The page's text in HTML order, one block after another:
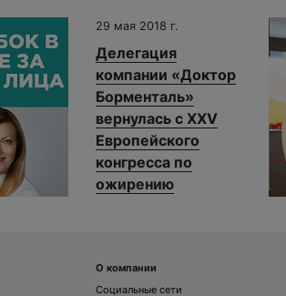
29 мая 2018 г.
Делегация
компании «Доктор
Борменталь»
вернулась с XXV
Европейского
конгресса по
ожирению
О компании
Социальные сети